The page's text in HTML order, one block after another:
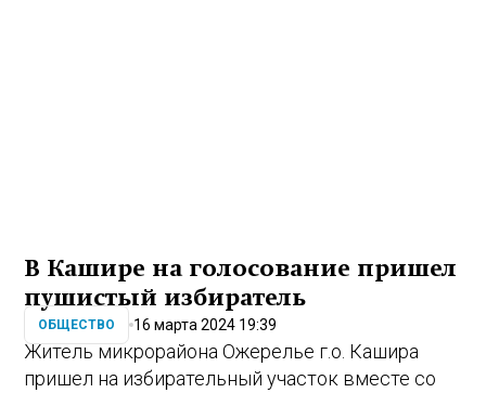
В Кашире на голосование пришел
пушистый избиратель
ОБЩЕСТВО 16 марта 2024 19:39
Житель микрорайона Ожерелье г.о. Кашира
пришел на избирательный участок вместе со